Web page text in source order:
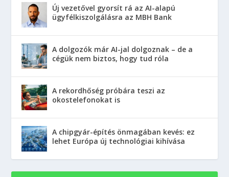
Új vezetővel gyorsít rá az AI-alapú
ügyfélkiszolgálásra az MBH Bank
A dolgozók már AI-jal dolgoznak – de a
cégük nem biztos, hogy tud róla
A rekordhőség próbára teszi az
okostelefonokat is
A chipgyár-építés önmagában kevés: ez
lehet Európa új technológiai kihívása